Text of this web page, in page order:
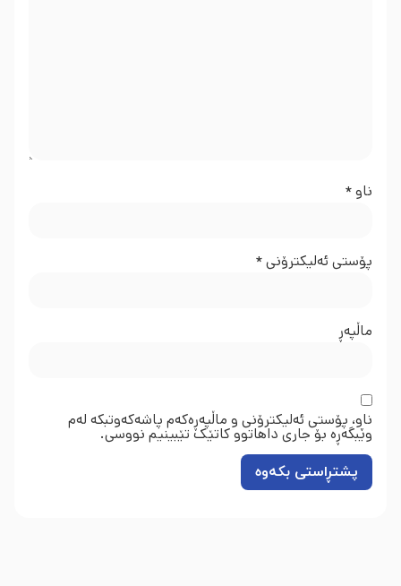
ناو*
پۆستی ئەلیکترۆنی*
ماڵپه‌ڕ
ناو، پۆستی ئەلیکترۆنی و ماڵپەڕەکەم پاشەکەوتبکە لەم
وێبگەڕە بۆ جاری داهاتوو کاتێک تێبینیم نووسی.